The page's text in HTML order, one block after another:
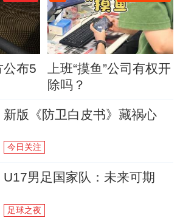
公布5
上班“摸鱼”公司有权开
除吗？
新版《防卫白皮书》藏祸心
今日关注
U17男足国家队：未来可期
足球之夜